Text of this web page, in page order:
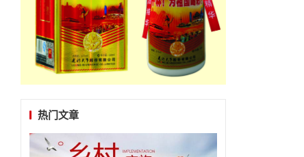
热门文章